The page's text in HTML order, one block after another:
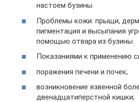
настоем бузины.
Проблемы кожи: прыщи,
пигментация и высыпания
помощью отвара из бузины.
Показаниями к применению
поражения печени и почек;
возникновение язвенной
двенадцатиперстной кишки;